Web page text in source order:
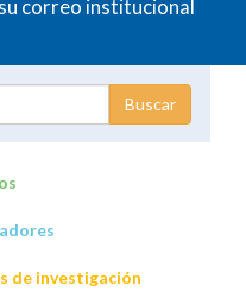
correo institucional
de investigación